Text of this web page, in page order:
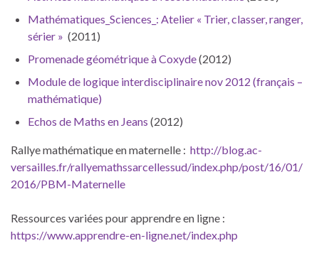
Mathématiques_Sciences_: Atelier « Trier, classer, ranger,
sérier » (2011)
Promenade géométrique à Coxyde(2012)
Module de logique interdisciplinaire nov 2012 (français –
mathématique)
Echos de Maths en Jeans (2012)
Rallye mathématique en maternelle : http://blog.ac-
versailles.fr/rallyemathssarcellessud/index.php/post/16/01/
2016/PBM-Maternelle
Ressources variées pour apprendre en ligne :
https://www.apprendre-en-ligne.net/index.php